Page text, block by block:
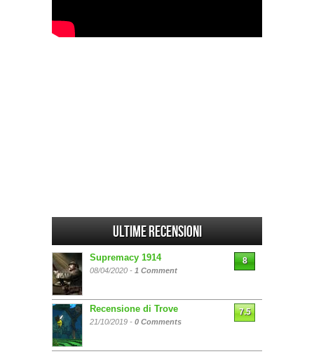
Ultime Recensioni
Supremacy 1914
08/04/2020 - 1 Comment
8
Recensione di Trove
21/10/2019 - 0 Comments
7.5